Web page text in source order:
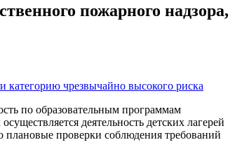
пожарного надзора,
по образовательным программам
деятельность детских лагерей
плановые проверки соблюдения требований